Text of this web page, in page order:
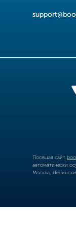
Посещая сайт
автоматически
Москва,